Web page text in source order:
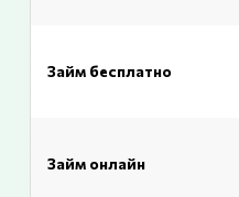
Займ бесплатно
Займ онлайн